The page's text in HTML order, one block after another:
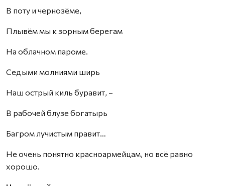
В поту и чернозёме,
Плывём мы к зорным берегам
На облачном пароме.
Седыми молниями ширь
Наш острый киль буравит, –
В рабочей блузе богатырь
Багром лучистым правит…
Не очень понятно красноармейцам, но всё равно
хорошо.